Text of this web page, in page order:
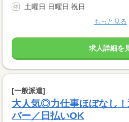
土曜日 日曜日 祝日
もっと見る
求人詳細を
[一般派遣]
大人気◎力仕事ほぼなし
バー／日払いOK